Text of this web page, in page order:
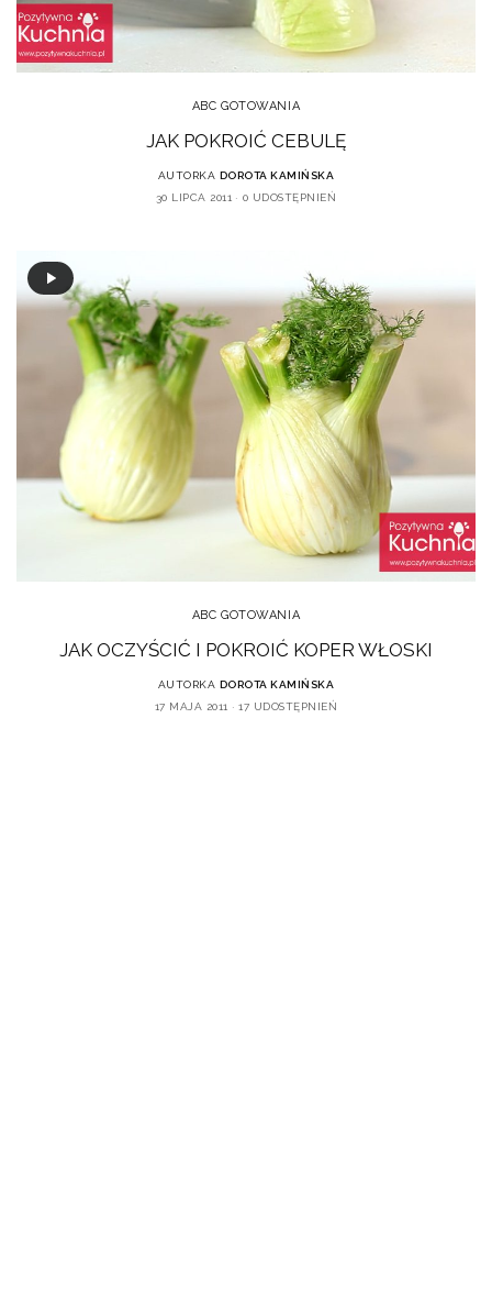
ABC GOTOWANIA
JAK POKROIĆ CEBULĘ
AUTORKA DOROTA KAMIŃSKA
30 LIPCA 2011
0 UDOSTĘPNIEŃ
ABC GOTOWANIA
JAK OCZYŚCIĆ I POKROIĆ KOPER WŁOSKI
AUTORKA DOROTA KAMIŃSKA
17 MAJA 2011
17 UDOSTĘPNIEŃ